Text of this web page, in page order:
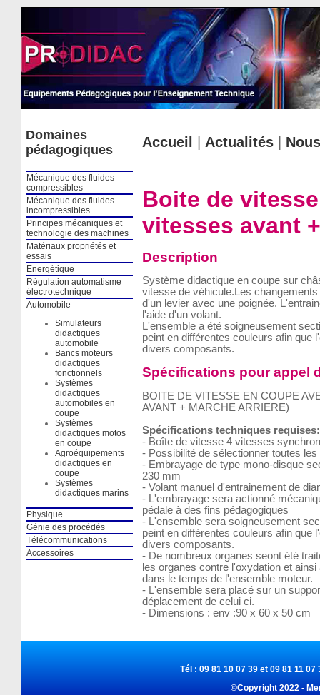
Domaines
pédagogiques
Mécanique des fluides
compressibles
Mécanique des fluides
incompressibles
Principes mécaniques et
technologie des machines
Matériaux propriétés et
essais
Energétique
Régulation automatisme
électrotechnique
Automobile
Simulateurs
didactiques
automobile
Bancs moteurs
didactiques
fonctionnels
Systèmes
didactiques
automobiles en
coupe
Systèmes
didactiques motos
en coupe
Agroéquipements
didactiques en
coupe
Systèmes
didactiques marins
Physique
Génie des procédés
Télécommunications
Accessoires
Accueil Actualités|
Boite de
vitesses avant
Description
Système didactique en coupe sur
vitesse de véhicule.Les
d'un levier avec une poignée.
l'aide d'un volant.
L'ensemble a été soigneusement
peint en différentes couleurs afin que
divers composants.
Spécifications pour appel
BOITE DE VITESSE EN COUPE
AVANT + MARCHE ARRIERE)
Spécifications techniques requises:
- Boîte de vitesse 4 vitesses
- Possibilité de sélectionner toutes
- Embrayage de type mono-disque
230 mm
- Volant manuel d'entrainement de
- L'embrayage sera actionné
pédale à des fins pédagogiques
- L'ensemble sera soigneusement
peint en différentes couleurs afin que
divers composants.
- De nombreux organes seont été
les organes contre l'oxydation et
dans le temps de l'ensemble moteur.
- L'ensemble sera placé sur un
déplacement de celui ci.
- Dimensions : env :90 x 60 x 50 cm
Tél : 09 81 10 07 39 et 09 81 11
©Copyright 2022 -
Cookies management panel